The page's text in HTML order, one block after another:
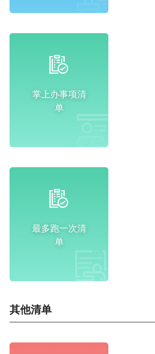
掌上办事项清
单
最多跑一次清
单
其他清单